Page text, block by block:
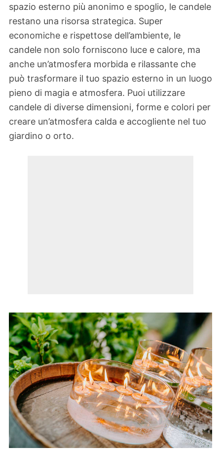
spazio esterno più anonimo e spoglio, le candele
restano una risorsa strategica. Super
economiche e rispettose dell’ambiente, le
candele non solo forniscono luce e calore, ma
anche un’atmosfera morbida e rilassante che
può trasformare il tuo spazio esterno in un luogo
pieno di magia e atmosfera. Puoi utilizzare
candele di diverse dimensioni, forme e colori per
creare un’atmosfera calda e accogliente nel tuo
giardino o orto.